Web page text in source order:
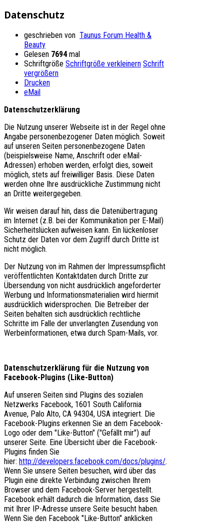
Datenschutz
geschrieben von Taunus Forum Health &
Beauty
Gelesen 7694mal
Schriftgröße Schriftgröße verkleinern Schrift
vergrößern
Drucken
eMail
Datenschutzerklärung
Die Nutzung unserer Webseite ist in der Regel ohne
Angabe personenbezogener Daten möglich. Soweit
auf unseren Seiten personenbezogene Daten
(beispielsweise Name, Anschrift oder eMail-
Adressen) erhoben werden, erfolgt dies, soweit
möglich, stets auf freiwilliger Basis. Diese Daten
werden ohne Ihre ausdrückliche Zustimmung nicht
an Dritte weitergegeben.
Wir weisen darauf hin, dass die Datenübertragung
im Internet (z.B. bei der Kommunikation per E-Mail)
Sicherheitslücken aufweisen kann. Ein lückenloser
Schutz der Daten vor dem Zugriff durch Dritte ist
nicht möglich.
Der Nutzung von im Rahmen der Impressumspflicht
veröffentlichten Kontaktdaten durch Dritte zur
Übersendung von nicht ausdrücklich angeforderter
Werbung und Informationsmaterialien wird hiermit
ausdrücklich widersprochen. Die Betreiber der
Seiten behalten sich ausdrücklich rechtliche
Schritte im Falle der unverlangten Zusendung von
Werbeinformationen, etwa durch Spam-Mails, vor.
Datenschutzerklärung für die Nutzung von
Facebook-Plugins (Like-Button)
Auf unseren Seiten sind Plugins des sozialen
Netzwerks Facebook, 1601 South California
Avenue, Palo Alto, CA 94304, USA integriert. Die
Facebook-Plugins erkennen Sie an dem Facebook-
Logo oder dem "Like-Button" ("Gefällt mir") auf
unserer Seite. Eine Übersicht über die Facebook-
Plugins finden Sie
hier: http://developers.facebook.com/docs/plugins/.
Wenn Sie unsere Seiten besuchen, wird über das
Plugin eine direkte Verbindung zwischen Ihrem
Browser und dem Facebook-Server hergestellt.
Facebook erhält dadurch die Information, dass Sie
mit Ihrer IP-Adresse unsere Seite besucht haben.
Wenn Sie den Facebook "Like-Button" anklicken